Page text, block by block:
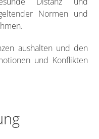
Normen und
aushalten und den
und Konflikten